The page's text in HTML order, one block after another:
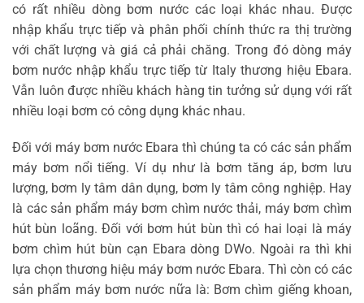
có rất nhiều dòng bơm nước các loại khác nhau. Được
nhập khẩu trực tiếp và phân phối chính thức ra thị trường
với chất lượng và giá cả phải chăng. Trong đó dòng máy
bơm nước nhập khẩu trực tiếp từ Italy thương hiệu Ebara.
Vẫn luôn được nhiều khách hàng tin tưởng sử dụng với rất
nhiều loại bơm có công dụng khác nhau.
Đối với máy bơm nước Ebara thì chúng ta có các sản phẩm
máy bơm nổi tiếng. Ví dụ như là bơm tăng áp, bơm lưu
lượng, bơm ly tâm dân dụng, bơm ly tâm công nghiệp. Hay
là các sản phẩm máy bơm chìm nước thải, máy bơm chìm
hút bùn loãng. Đối với bơm hút bùn thì có hai loại là máy
bơm chìm hút bùn cạn Ebara dòng DWo. Ngoài ra thì khi
lựa chọn thương hiệu máy bơm nước Ebara. Thì còn có các
sản phẩm máy bơm nước nữa là: Bơm chìm giếng khoan,